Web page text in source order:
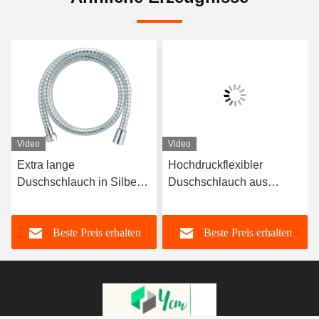
Video
Extra lange
Duschschlauch in Silber-
Innenrohr für moderne
BadezimmerBeste Preis erhalten
Video
Hochdruckflexibler
Duschschlauch aus
für Badezimmer und Bidet
Beste Preis erhalten